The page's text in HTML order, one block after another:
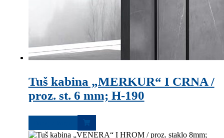
Tuš kabina „MERKUR“ I CRNA /
proz. st. 6 mm; H-190